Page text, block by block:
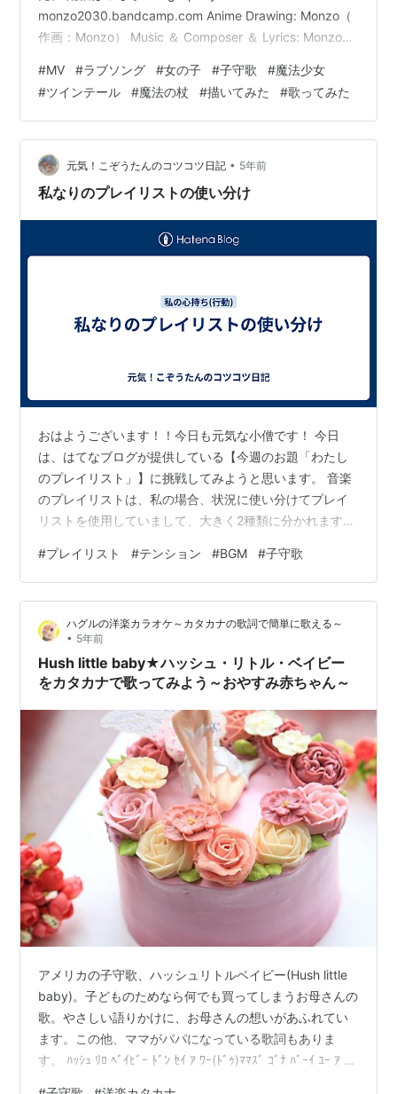
monzo2030.bandcamp.com Anime Drawing: Monzo（
作画：Monzo） Music ＆ Composer ＆ Lyrics: Monzo（
Video production: MonTon（動画制作・編集：
MonTon） Copyright © 2021 Monzo All rights reserved.
www.youtube.com
#MV #ラブソング #女の子 #子守歌 #魔法少女
#ツインテール #魔法の杖 #描いてみた #歌ってみた
元気！こぞうたんのコツコツ日記 • 5年前
私なりのプレイリストの使い分け
おはようございます！！今日も元気な小僧です！ 今日
は、はてなブログが提供している【今週のお題「わたし
のプレイリスト」】に挑戦してみようと思います。 音楽
のプレイリストは、私の場合、状況に使い分けてプレイ
リストを使用していまして、大きく2種類に分かれます。
って人それぞれの個性が出そうなので、少し恥ずかしい
のですが・・・笑) ①テンションを上げたいときに使う
プレイリスト ②睡眠前に聞くプレイリスト ①テンショ
ンを上げたいときに使うプレイリスト 私はもっぱらテン
ションを上げたいときに使うプレイリストなのですが、
「これから何かやるぞ！」というときに…
#プレイリスト #テンション #BGM #子守歌
ハグルの洋楽カラオケ～カタカナの歌詞で簡単に歌える～
• 5年前
Hush little baby★ハッシュ・リトル・ベイビー
をカタカナで歌ってみよう～おやすみ赤ちゃん～
アメリカの子守歌、ハッシュリトルベイビー(Hush little
baby)。子どものためなら何でも買ってしまうお母さんの
歌。やさしい語りかけに、お母さんの想いがあふれてい
ます。この他、ママがパパになっている歌詞もありま
す。 ﾊｯｼｭ ﾘﾛ ﾍﾞｲﾋﾞｰ ﾄﾞﾝ ｾｲ ｱ ﾜｰ(ﾄﾞｩ)ﾏﾏｽﾞ ｺﾞﾅ ﾊﾞｰｲ ﾕｰ ｱ ﾓｯ